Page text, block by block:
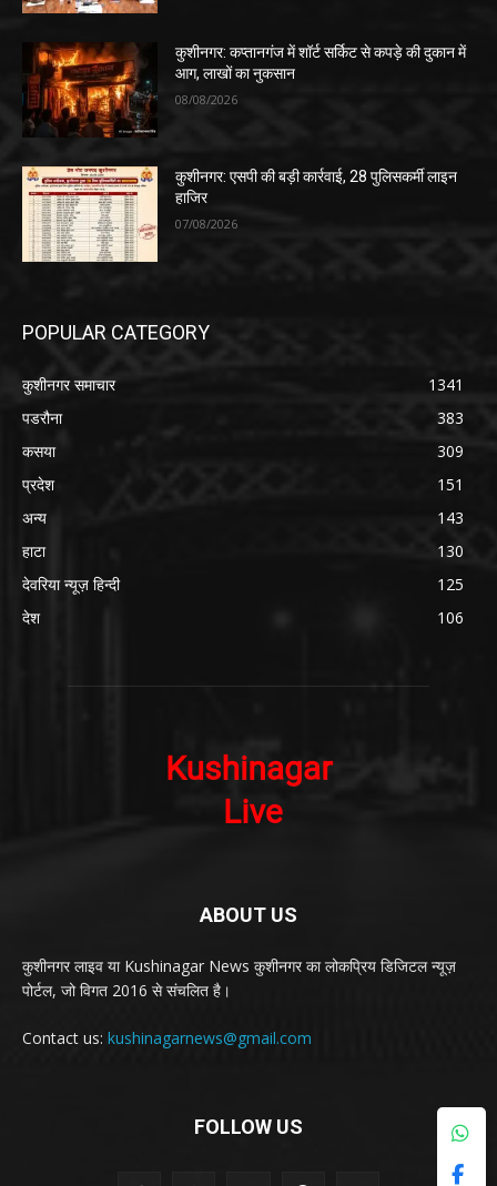
कुशीनगर: कप्तानगंज में शॉर्ट सर्किट से कपड़े की दुकान में
आग, लाखों का नुकसान
08/08/2026
कुशीनगर: एसपी की बड़ी कार्रवाई, 28 पुलिसकर्मी लाइन
हाजिर
07/08/2026
POPULAR CATEGORY
कुशीनगर समाचार
1341
पडरौना
383
कसया
309
प्रदेश
151
अन्य
143
हाटा
130
देवरिया न्यूज़ हिन्दी
125
देश
106
ABOUT US
कुशीनगर लाइव या Kushinagar News कुशीनगर का लोकप्रिय डिजिटल न्यूज़
पोर्टल, जो विगत 2016 से संचलित है।
Contact us: kushinagarnews@gmail.com
FOLLOW US